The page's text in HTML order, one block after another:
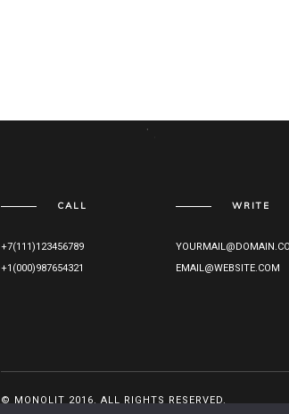
CALL
+7(111)123456789
+1(000)987654321
WRITE
EMAIL@WEBSITE.COM
© MONOLIT 2016. ALL RIGHTS RESERVED.